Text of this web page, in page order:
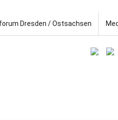
Dresden / Ostsachsen